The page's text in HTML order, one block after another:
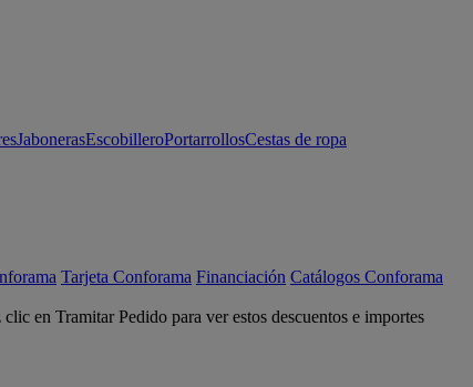
JabonerasEscobilleroPortarrollosCestas de ropa
Tarjeta Conforama Financiación Catálogos Conforama
en Tramitar Pedido para ver estos descuentos e importes